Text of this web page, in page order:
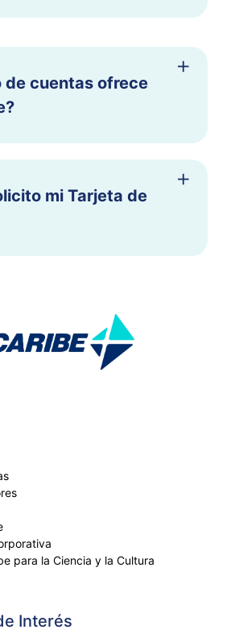
de cuentas ofrece
mi Tarjeta de
para la Ciencia y la Cultura
Interés